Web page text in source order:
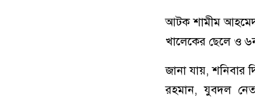
আটক শামীম আহমেদ
খালেকের ছেলে ও
জানা যায়,
রহমান, যুবদল